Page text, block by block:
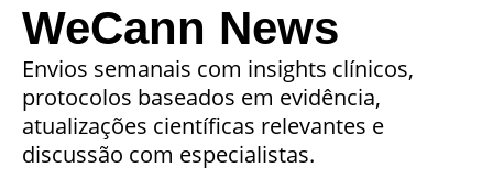
WeCann News
Envios semanais com insights clínicos,
protocolos baseados em evidência,
atualizações científicas relevantes e
discussão com especialistas.